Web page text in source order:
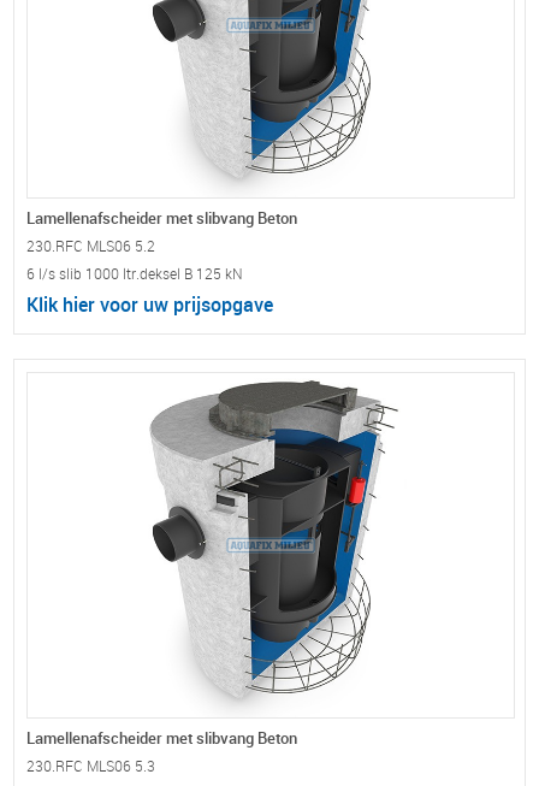
Lamellenafscheider met slibvang Beton
230.RFC MLS06 5.2
6 l/s slib 1000 ltr.deksel B 125 kN
Klik hier voor uw prijsopgave
Lamellenafscheider met slibvang Beton
230.RFC MLS06 5.3